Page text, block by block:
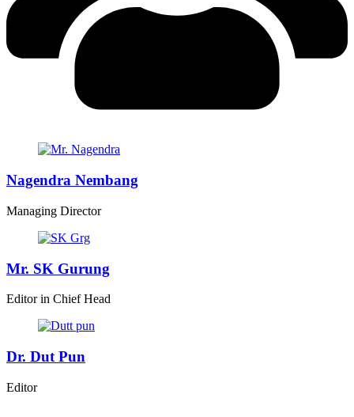
Nagendra Nembang
Managing Director
Mr. SK Gurung
Editor in Chief Head
Dr. Dut Pun
Editor